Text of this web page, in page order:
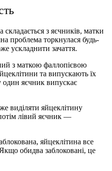
з яєчників, матки
проблема торкнулася будь-
ускладнити зачаття.
з маткою фаллопієвою
та випускають їх
яєчник випускає
виділяти яйцеклітину
лівий яєчник —
яйцеклітина все
обидва заблоковані, це